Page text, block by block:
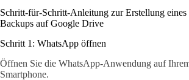
Schritt-für-Schritt-Anleitung zur Erstellung
Backups auf Google Drive
Schritt 1: WhatsApp öffnen
Öffnen Sie die WhatsApp-Anwendung auf
Smartphone.